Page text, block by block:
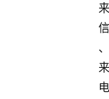
来
信
、
来
电